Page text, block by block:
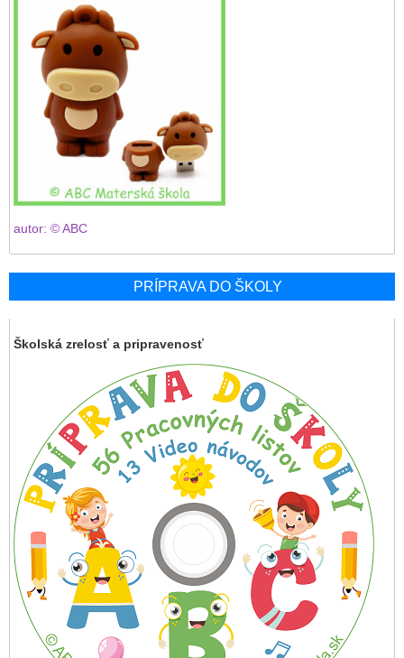
autor: © ABC
PRÍPRAVA DO ŠKOLY
Školská zrelosť a pripravenosť